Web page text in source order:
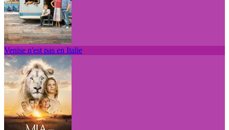
Venise n'est pas en Italie